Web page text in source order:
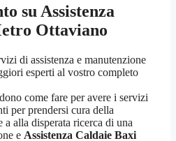
su Assistenza
Ottaviano
di assistenza e manutenzione
esperti al vostro completo
come fare per avere i servizi
per prendersi cura della
a alla disperata ricerca di una
e Assistenza Caldaie Baxi